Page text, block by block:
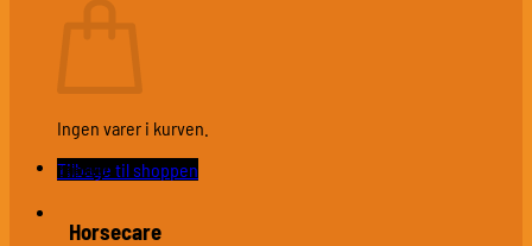
Ingen varer i kurven.
Tilbage til shoppen
Plejemidler
Horsecare